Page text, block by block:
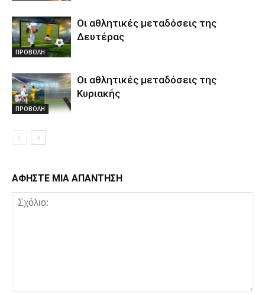
ΠΡΟΒΟΛΗ
Οι αθλητικές μεταδόσεις της
Δευτέρας
ΠΡΟΒΟΛΗ
Οι αθλητικές μεταδόσεις της
Κυριακής
ΑΦΗΣΤΕ ΜΙΑ ΑΠΑΝΤΗΣΗ